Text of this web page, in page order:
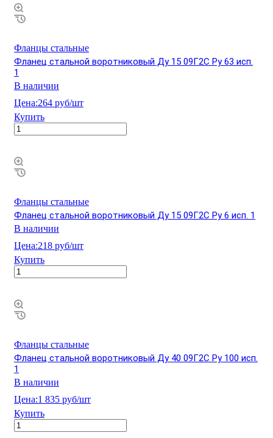
Фланцы стальные
Фланец стальной воротниковый Ду 15 09Г2С Ру 63 исп.
1
В наличии
Цена:264 руб/шт
Купить
Фланцы стальные
Фланец стальной воротниковый Ду 15 09Г2С Ру 6 исп. 1
В наличии
Цена:218 руб/шт
Купить
Фланцы стальные
Фланец стальной воротниковый Ду 40 09Г2С Ру 100 исп.
1
В наличии
Цена:1 835 руб/шт
Купить